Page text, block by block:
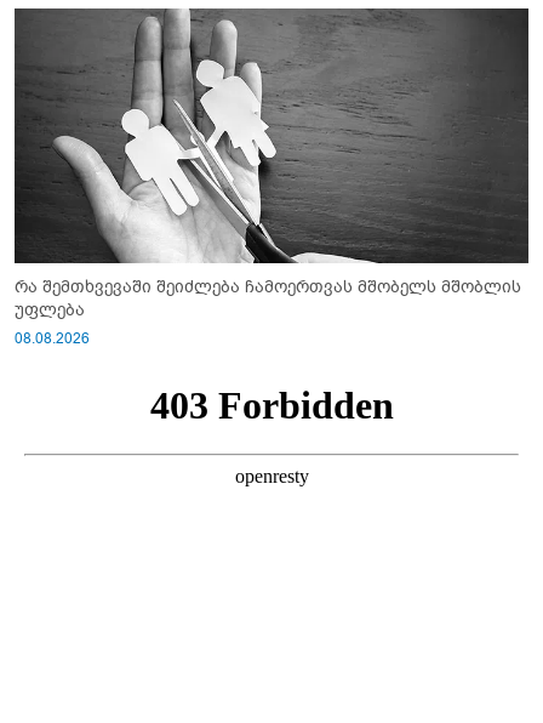
რა შემთხვევაში შეიძლება ჩამოერთვას მშობელს მშობლის
უფლება
08.08.2026